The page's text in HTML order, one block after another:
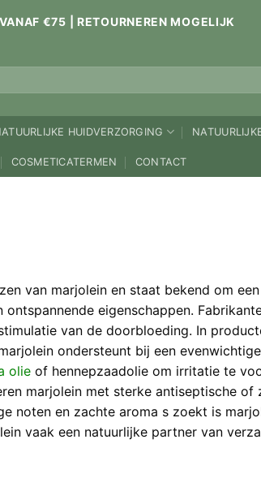
€75 | RETOURNEREN MOGELIJK
HUIDVERZORGING
COSMETICATERMEN CONTACT
van marjolein en staat bekend om
eigenschappen.
van de doorbloeding. In
ondersteunt bij een
olie of hennepzaadolie om irritatie te
marjolein met sterke antiseptische
noten en zachte aroma s zoekt is
vaak een natuurlijke partner van